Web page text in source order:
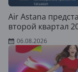
Air Astana
второй квартал
06.08.2026